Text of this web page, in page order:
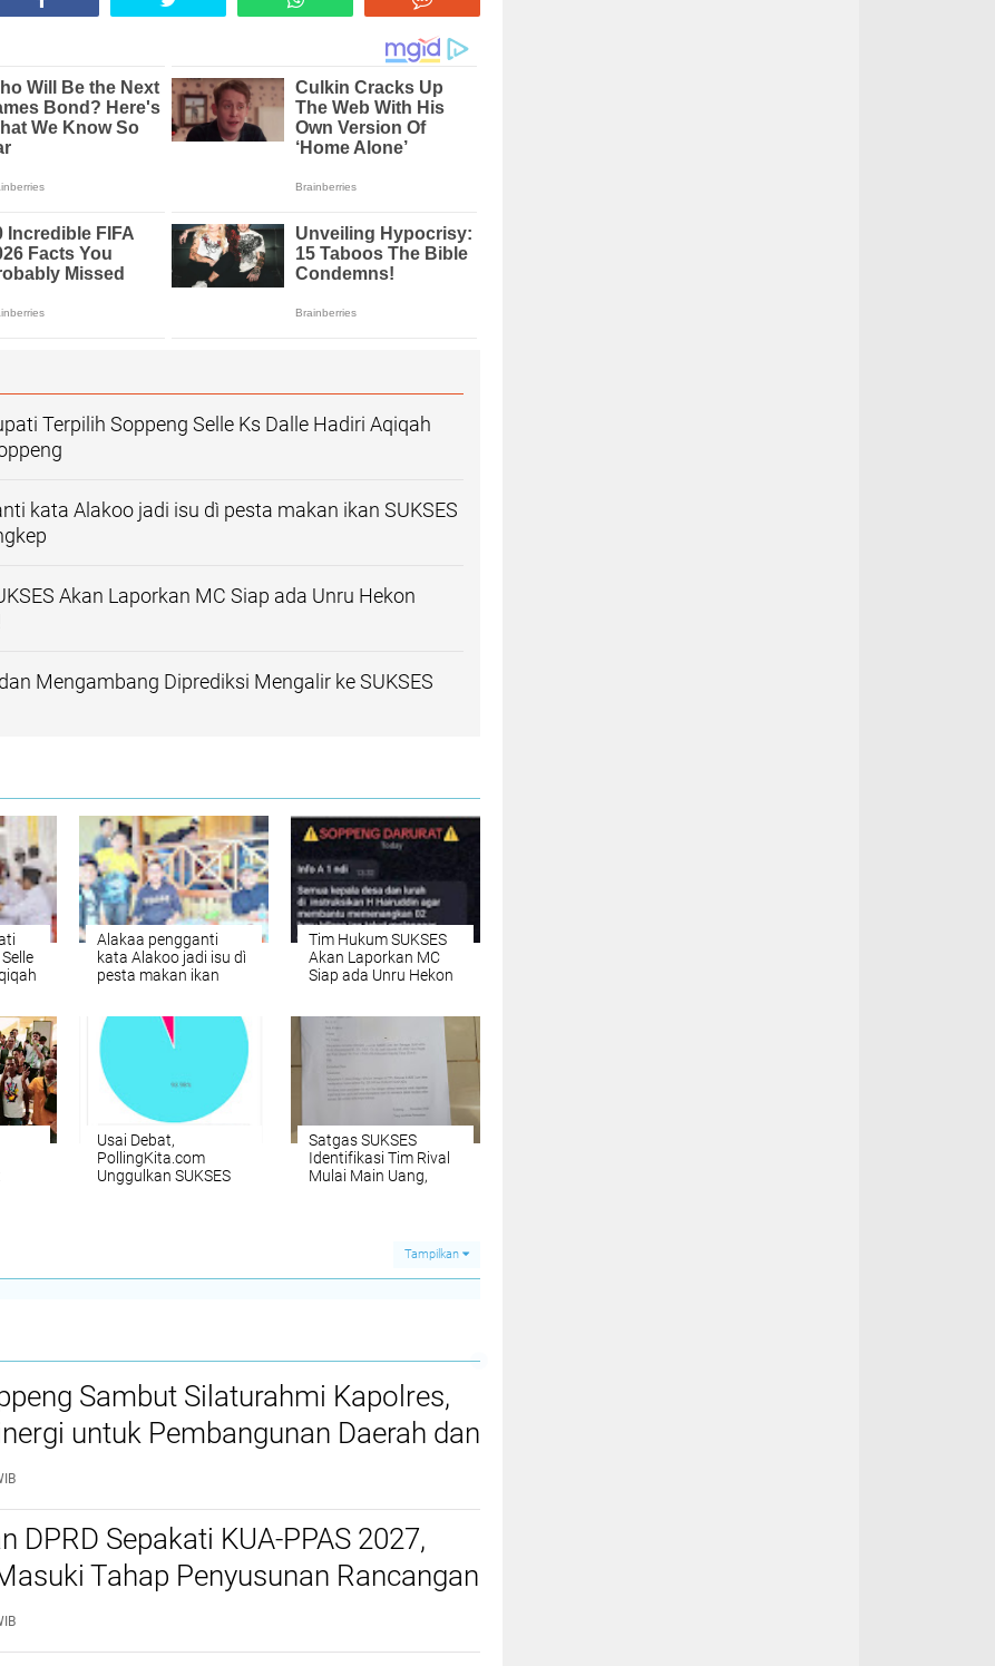
Terpilih Soppeng Selle Ks Dalle Hadiri Aqiqah
kata Alakoo jadi isu dì pesta makan ikan SUKSES
Akan Laporkan MC Siap ada Unru Hekon
Mengambang Diprediksi Mengalir ke SUKSES
Alakaa pengganti
kata Alakoo jadi isu dì
pesta makan ikan
Tim Hukum SUKSES
Akan Laporkan MC
Siap ada Unru Hekon
Usai Debat,
PollingKita.com
Unggulkan SUKSES
Satgas SUKSES
Identifikasi Tim Rival
Mulai Main Uang,
Tampilkan
Sambut Silaturahmi Kapolres,
untuk Pembangunan Daerah dan
DPRD Sepakati KUA-PPAS 2027,
Tahap Penyusunan Rancangan